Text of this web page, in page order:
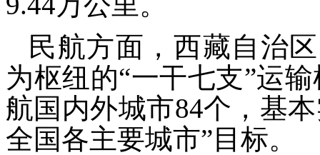
民航方面，西藏自治
为枢纽的“一干七支”运
航国内外城市84个，基
全国各主要城市”目标。